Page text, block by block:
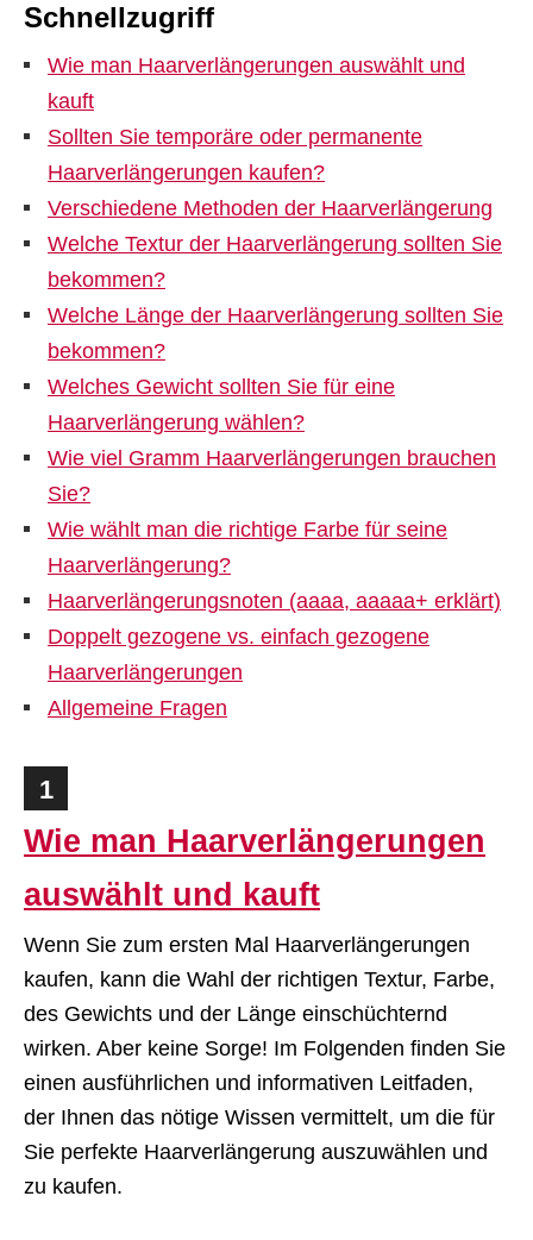
Schnellzugriff
Wie man Haarverlängerungen auswählt und
kauft
Sollten Sie temporäre oder permanente
Haarverlängerungen kaufen?
Verschiedene Methoden der Haarverlängerung
Welche Textur der Haarverlängerung sollten Sie
bekommen?
Welche Länge der Haarverlängerung sollten Sie
bekommen?
Welches Gewicht sollten Sie für eine
Haarverlängerung wählen?
Wie viel Gramm Haarverlängerungen brauchen
Sie?
Wie wählt man die richtige Farbe für seine
Haarverlängerung?
Haarverlängerungsnoten (aaaa, aaaaa+ erklärt)
Doppelt gezogene vs. einfach gezogene
Haarverlängerungen
Allgemeine Fragen
1
Wie man Haarverlängerungen
auswählt und kauft
Wenn Sie zum ersten Mal Haarverlängerungen
kaufen, kann die Wahl der richtigen Textur, Farbe,
des Gewichts und der Länge einschüchternd
wirken. Aber keine Sorge! Im Folgenden finden Sie
einen ausführlichen und informativen Leitfaden,
der Ihnen das nötige Wissen vermittelt, um die für
Sie perfekte Haarverlängerung auszuwählen und
zu kaufen.